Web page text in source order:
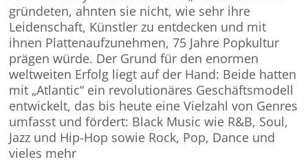
gründeten, ahnten sie nicht, wie sehr ihre
Leidenschaft, Künstler zu entdecken und mit
ihnen Plattenaufzunehmen, 75 Jahre Popkultur
prägen würde. Der Grund für den enormen
weltweiten Erfolg liegt auf der Hand: Beide hatten
mit „Atlantic“ ein revolutionäres Geschäftsmodell
entwickelt, das bis heute eine Vielzahl von Genres
umfasst und fördert: Black Music wie R&B, Soul,
Jazz und Hip-Hop sowie Rock, Pop, Dance und
vieles mehr